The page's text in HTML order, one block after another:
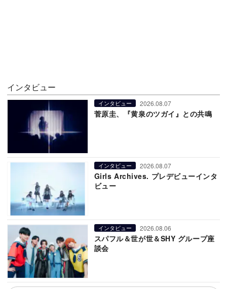
インタビュー
インタビュー 2026.08.07
菅原圭、『黄泉のツガイ』との共鳴
インタビュー 2026.08.07
Girls Archives. プレデビューインタ
ビュー
インタビュー 2026.08.06
スパフル＆世が世＆SHY グループ座
談会